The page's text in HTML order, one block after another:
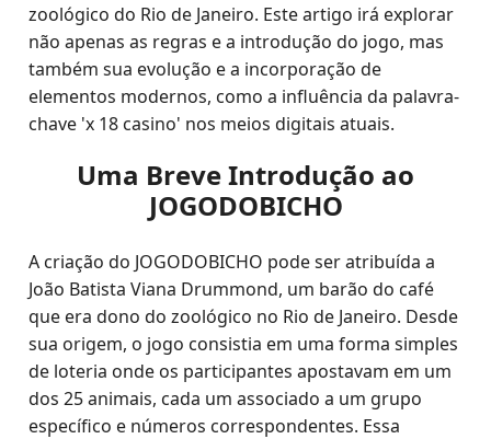
zoológico do Rio de Janeiro. Este artigo irá explorar
não apenas as regras e a introdução do jogo, mas
também sua evolução e a incorporação de
elementos modernos, como a influência da palavra-
chave 'x 18 casino' nos meios digitais atuais.
Uma Breve Introdução ao
JOGODOBICHO
A criação do JOGODOBICHO pode ser atribuída a
João Batista Viana Drummond, um barão do café
que era dono do zoológico no Rio de Janeiro. Desde
sua origem, o jogo consistia em uma forma simples
de loteria onde os participantes apostavam em um
dos 25 animais, cada um associado a um grupo
específico e números correspondentes. Essa